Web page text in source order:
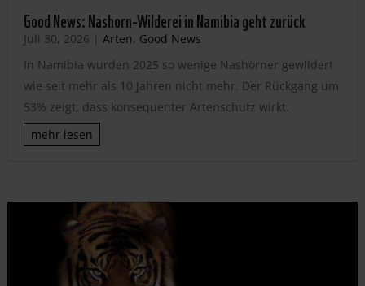
Good News: Nashorn-Wilderei in Namibia geht zurück
Juli 30, 2026 | Arten, Good News
In Namibia wurden 2025 so wenige Nashörner gewildert
wie seit mehr als 10 Jahren nicht mehr. Der Rückgang um
53% zeigt, dass konsequenter Artenschutz wirkt.
mehr lesen